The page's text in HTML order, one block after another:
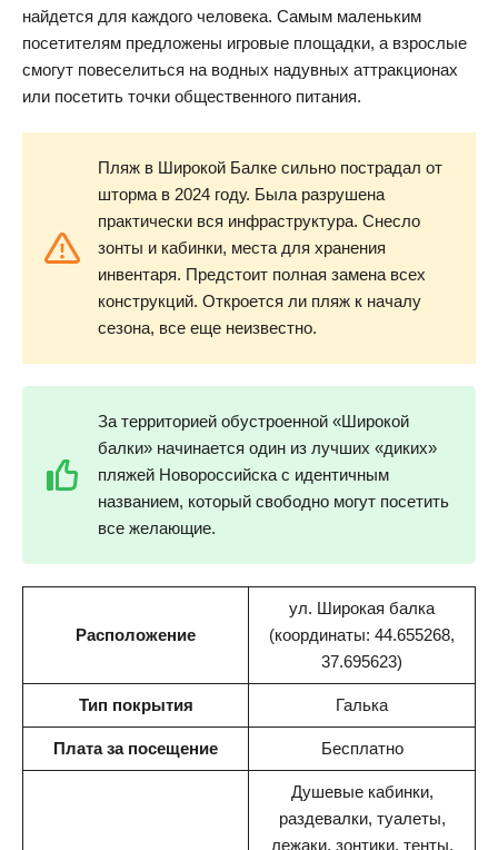
найдется для каждого человека. Самым маленьким
посетителям предложены игровые площадки, а взрослые
смогут повеселиться на водных надувных аттракционах
или посетить точки общественного питания.
Пляж в Широкой Балке сильно пострадал от
шторма в 2024 году. Была разрушена
практически вся инфраструктура. Снесло
зонты и кабинки, места для хранения
инвентаря. Предстоит полная замена всех
конструкций. Откроется ли пляж к началу
сезона, все еще неизвестно.
За территорией обустроенной «Широкой
балки» начинается один из лучших «диких»
пляжей Новороссийска с идентичным
названием, который свободно могут посетить
все желающие.
Расположение
ул. Широкая балка
(координаты: 44.655268,
37.695623)
Тип покрытия Галька
Плата за посещение Бесплатно
Душевые кабинки,
раздевалки, туалеты,
лежаки, зонтики, тенты,